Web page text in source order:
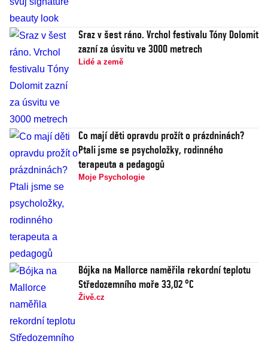
Sraz v šest ráno. Vrchol festivalu Tóny Dolomit
zazní za úsvitu ve 3000 metrech
Lidé a země
Co mají děti opravdu prožít o prázdninách?
Ptali jsme se psycholožky, rodinného
terapeuta a pedagogů
Moje Psychologie
Bójka na Mallorce naměřila rekordní teplotu
Středozemního moře 33,02 °C
Živě.cz